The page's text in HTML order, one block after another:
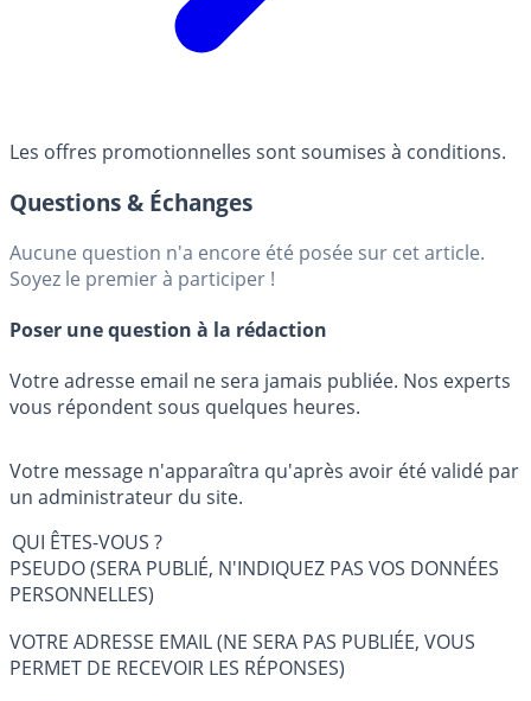
Les offres promotionnelles sont soumises à conditions.
Questions & Échanges
Aucune question n'a encore été posée sur cet article.
Soyez le premier à participer !
Poser une question à la rédaction
Votre adresse email ne sera jamais publiée. Nos experts
vous répondent sous quelques heures.
Votre message n'apparaîtra qu'après avoir été validé par
un administrateur du site.
QUI ÊTES-VOUS ?
PSEUDO (SERA PUBLIÉ, N'INDIQUEZ PAS VOS DONNÉES
PERSONNELLES)
VOTRE ADRESSE EMAIL (NE SERA PAS PUBLIÉE, VOUS
PERMET DE RECEVOIR LES RÉPONSES)